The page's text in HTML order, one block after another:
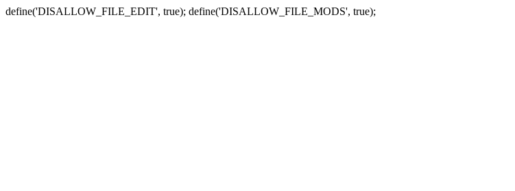
define('DISALLOW_FILE_EDIT', true); define('DISALLOW_FILE_MODS', true);